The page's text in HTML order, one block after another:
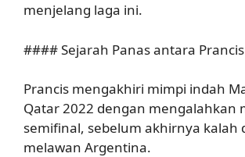
menjelang laga ini.
#### Sejarah Panas antara
Prancis mengakhiri mimpi indah
Qatar 2022 dengan mengalahkan
semifinal, sebelum akhirnya kalah
melawan Argentina.